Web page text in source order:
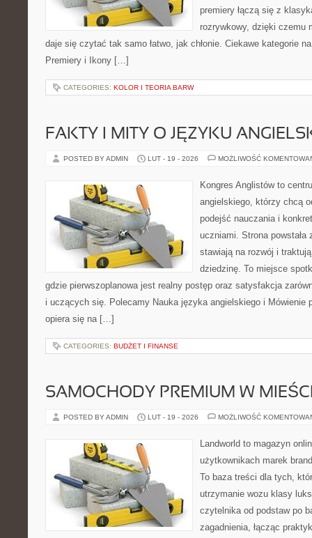
premiery łączą się z
rozrywkowy, dzięki czemu
daje się czytać tak samo łatwo, jak chłonie. Ciekawe kategorie
Premiery i Ikony […]
CATEGORIES: KOLOR I TEORIA BARW
FAKTY I MITY O JĘZYKU
POSTED BY ADMIN LUT - 19 - 2026 MOŻLIWOŚĆ
Kongres Anglistów to
angielskiego, którzy chcą
podejść nauczania i
uczniami. Strona
stawiają na rozwój i
dziedzinę. To miejsce
gdzie pierwszoplanowa jest realny postęp oraz satysfakcja
i uczących się. Polecamy Nauka języka angielskiego i Mówienie
opiera się na […]
CATEGORIES: BUDŻET I FINANSE
SAMOCHODY PREMIUM W
POSTED BY ADMIN LUT - 19 - 2026 MOŻLIWOŚĆ
Landworld to magazyn
użytkownikach marek
To baza treści dla tych,
utrzymanie wozu klasy
czytelnika od podstaw po
zagadnienia, łącząc